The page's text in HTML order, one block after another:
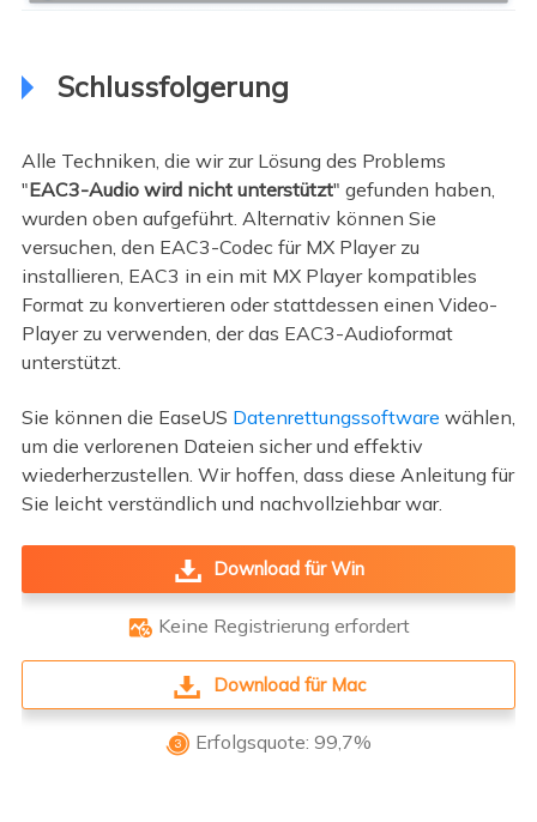
Schlussfolgerung
Alle Techniken, die wir zur Lösung des Problems
"EAC3-Audio wird nicht unterstützt" gefunden haben,
wurden oben aufgeführt. Alternativ können Sie
versuchen, den EAC3-Codec für MX Player zu
installieren, EAC3 in ein mit MX Player kompatibles
Format zu konvertieren oder stattdessen einen Video-
Player zu verwenden, der das EAC3-Audioformat
unterstützt.
Sie können die EaseUS Datenrettungssoftware wählen,
um die verlorenen Dateien sicher und effektiv
wiederherzustellen. Wir hoffen, dass diese Anleitung für
Sie leicht verständlich und nachvollziehbar war.
Download für Win
 Keine Registrierung erfordert
Download für Mac
 Erfolgsquote: 99,7%